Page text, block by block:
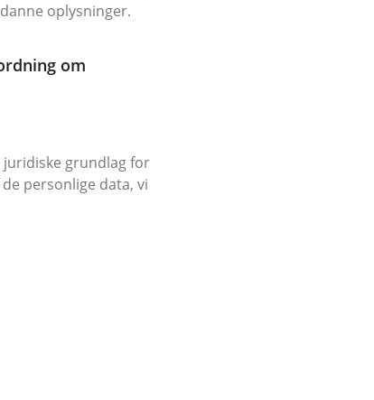
oplysninger.
om
grundlag for
personlige data, vi